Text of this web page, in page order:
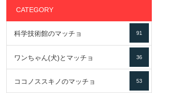
CATEGORY
科学技術館のマッチョ 91
ワンちゃん(犬)とマッチョ 36
ココノススキノのマッチョ 53